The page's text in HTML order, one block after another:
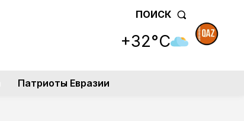
ПОИСК
+32°C
Патриоты Евразии